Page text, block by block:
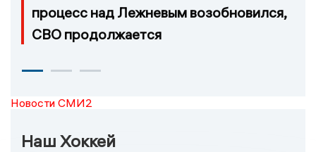
процесс над Лежневым возобновился,
СВО продолжается
Новости СМИ2
Наш Хоккей